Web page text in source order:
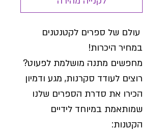
עולם של ספרים לקטנטנים
במחיר היכרות!
מחפשים מתנה מושלמת לפעוט?
רוצים לעודד סקרנות, מגע ודמיון
הכירו את סדרת הספרים שלנו
שמותאמת במיוחד לידיים
הקטנות: